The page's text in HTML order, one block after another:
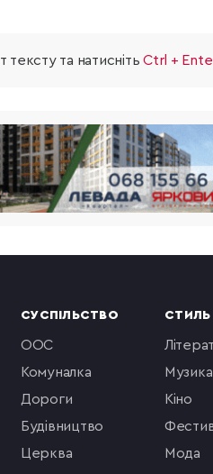
тексту та натиснітьCtrl +
СУСПІЛЬСТВО
ООС
комуналка
Дороги
будівництво
церква
музика
кіно
мода